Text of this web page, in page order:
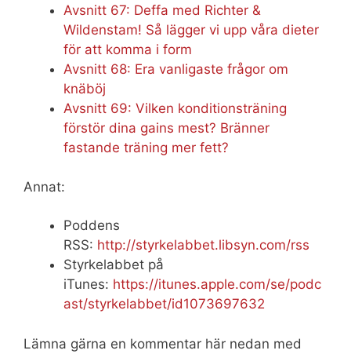
Avsnitt 67: Deffa med Richter &
Wildenstam! Så lägger vi upp våra dieter
för att komma i form
Avsnitt 68: Era vanligaste frågor om
knäböj
Avsnitt 69: Vilken konditionsträning
förstör dina gains mest? Bränner
fastande träning mer fett?
Annat:
Poddens
RSS: http://styrkelabbet.libsyn.com/rss
Styrkelabbet på
iTunes: https://itunes.apple.com/se/podc
ast/styrkelabbet/id1073697632
Lämna gärna en kommentar här nedan med